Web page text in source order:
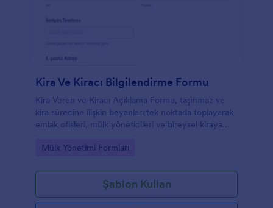
Kira Ve Kiracı Bilgilendirme Formu
Kira Veren ve Kiracı Açıklama Formu, taşınmaz ve
kira sürecine ilişkin beyanları tek noktada toplayarak
emlak ofisleri, mülk yöneticileri ve bireysel kiraya
Go to Category:
Mülk Yönetimi Formları
Şablon Kullan